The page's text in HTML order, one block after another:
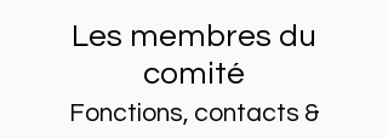
Les membres du
comité
Fonctions, contacts &